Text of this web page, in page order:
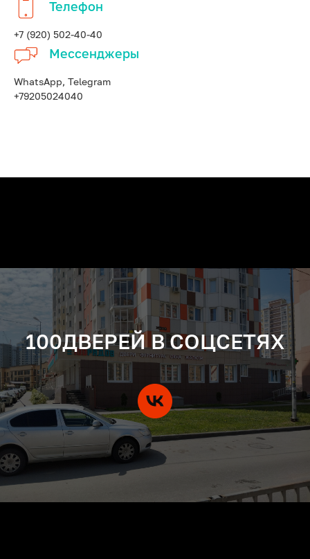
Телефон
+7 (920) 502-40-40
Мессенджеры
WhatsApp, Telegram
+79205024040
100ДВЕРЕЙ В СОЦСЕТЯХ